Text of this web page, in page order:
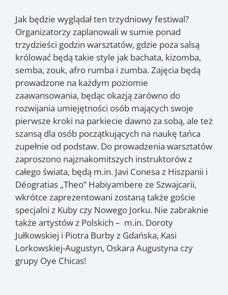
Jak będzie wyglądał ten trzydniowy festiwal?
Organizatorzy zaplanowali w sumie ponad
trzydzieści godzin warsztatów, gdzie poza salsą
królować będą takie style jak bachata, kizomba,
semba, zouk, afro rumba i zumba. Zajęcia będą
prowadzone na każdym poziomie
zaawansowania, będąc okazją zarówno do
rozwijania umiejętności osób mających swoje
pierwsze kroki na parkiecie dawno za sobą, ale też
szansą dla osób początkujących na naukę tańca
zupełnie od podstaw. Do prowadzenia warsztatów
zaproszono najznakomitszych instruktorów z
całego świata, będą m.in. Javi Conesa z Hiszpanii i
Déogratias „Theo” Habiyambere ze Szwajcarii,
wkrótce zaprezentowani zostaną także goście
specjalni z Kuby czy Nowego Jorku. Nie zabraknie
także artystów z Polskich – m.in. Doroty
Jułkowskiej i Piotra Burby z Gdańska, Kasi
Lorkowskiej-Augustyn, Oskara Augustyna czy
grupy Oye Chicas!